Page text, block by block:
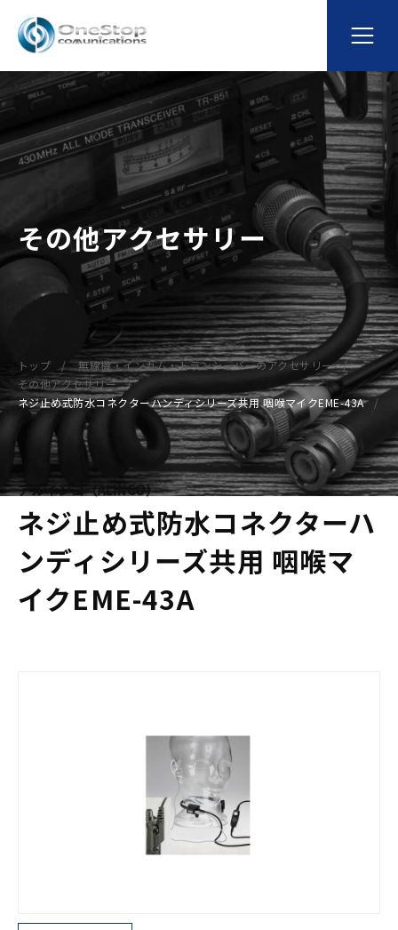
その他アクセサリー
トップ
無線機・インカム・トランシーバーのアクセサリー
その他アクセサリー
ネジ止め式防水コネクターハンディシリーズ共用 咽喉マイクEME-43A
アルインコ（ALINCO）
ネジ止め式防水コネクターハ
ンディシリーズ共用 咽喉マ
イクEME-43A